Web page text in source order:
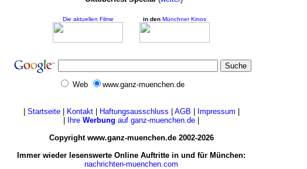
Die aktuellen Filme in den Münchner Kinos
Web www.ganz-muenchen.de
Startseite| Kontakt| Haftungsausschluss AGB Impressum
Ihre Werbung auf ganz-muenchen.de
Copyright www.ganz-muenchen.de 2002-2026
Immer wieder lesenswerte Online Auftritte in und für München:
nachrichten-muenchen.com